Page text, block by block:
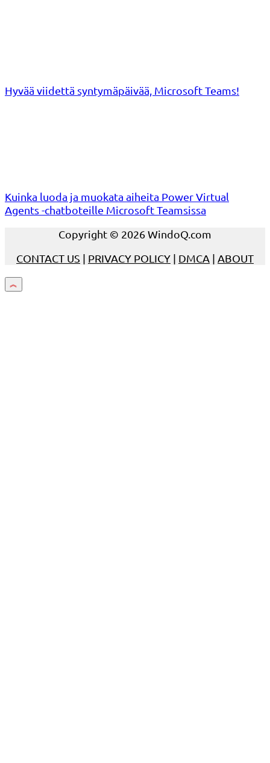
Hyvää viidettä syntymäpäivää, Microsoft Teams!
Kuinka luoda ja muokata aiheita Power Virtual
Agents -chatboteille Microsoft Teamsissa
Copyright © 2026 WindoQ.com
CONTACT US | PRIVACY POLICY | DMCA | ABOUT